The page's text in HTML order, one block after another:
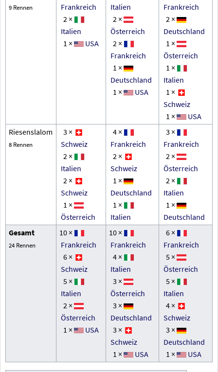
9 Rennen
Frankreich
2 ×
Italien
1 ×
USA
Italien
2 ×
Österreich
2 ×
Frankreich
1 ×
Deutschland
1 ×
USA
Frankreich
2 ×
Deutschland
1 ×
Österreich
1 ×
Italien
1 ×
Schweiz
1 ×
USA
Riesenslalom
8 Rennen
3 ×
Schweiz
2 ×
Italien
2 ×
Schweiz
1 ×
Österreich
4 ×
Frankreich
2 ×
Schweiz
1 ×
Deutschland
1 ×
Italien
3 ×
Frankreich
2 ×
Österreich
2 ×
Italien
1 ×
Deutschland
Gesamt
24 Rennen
10 ×
Frankreich
6 ×
Schweiz
5 ×
Italien
2 ×
Österreich
1 ×
USA
10 ×
Frankreich
4 ×
Italien
3 ×
Österreich
3 ×
Deutschland
3 ×
Schweiz
1 ×
USA
6 ×
Frankreich
5 ×
Österreich
5 ×
Italien
4 ×
Schweiz
3 ×
Deutschland
1 ×
USA